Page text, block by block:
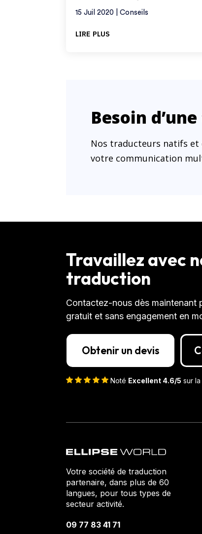
15 Juil 2020 |Conseils
lire plus
Besoin
Nos traducteurs natifs et
votre communication
Travaillez avec
traduction
Contactez-nous dès maintenant
gratuit et sans engagement en
Obtenir un devis
Noté Excellent 4.6/5 sur
Votre société de traduction
partenaire, dans plus de 60
langues, pour tous types de
secteur activité.
09 77 83 41 71